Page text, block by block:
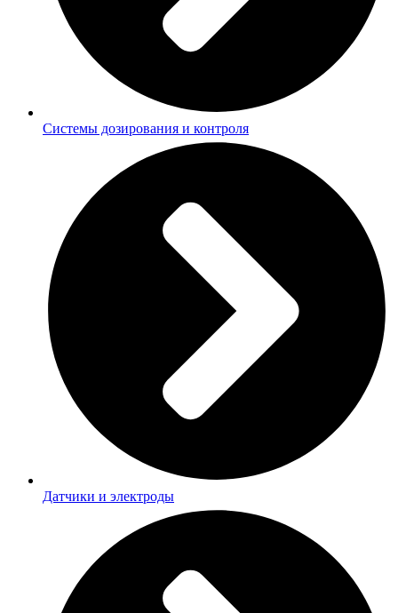
Системы дозирования и контроля
Датчики и электроды